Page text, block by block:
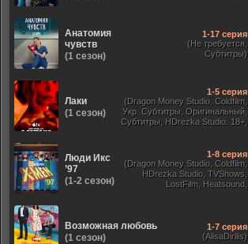
Анатомия
чувств
(1 сезон)
1-17 серия
(Не требуется,
Субтитры)
Лаки
(1 сезон)
1-5 серия
(Dragon Money Studio, Coldfilm,
Укр. Субтитры, Оригинальный,
Субтитры, HDrezka Studio. 18+,
Люди Икс
’97
(1-2 сезон)
1-8 серия
(Dragon Money Studio, Coldfilm,
HDrezka Studio, TVShows,
LostFilm, Heatsound,
Возможная любовь
(1 сезон)
1-7 серия
(AlisaDirilis)